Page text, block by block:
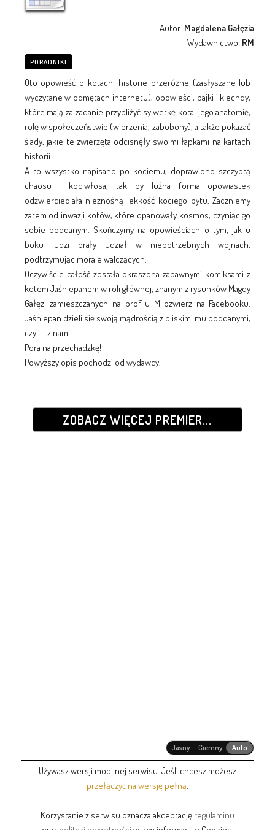
Autor: Magdalena Gałęzia
Wydawnictwo: RM
PORADNIKI
Oto opowieść o kotach: historie przeróżne (zasłyszane lub
wyczytane w odmętach internetu), opowieści, bajki i klechdy,
które mają za zadanie przybliżyć sylwetkę kota: jego anatomię,
rolę w społeczeństwie (wierzenia, zabobony), a także pokazać
ślady, jakie te zwierzęta odcisnęły swoimi łapkami na kartach
historii.
A to wszystko napisano po kociemu, doprawiono szczyptą
chaosu i kociwłosa, tak by luźna forma opowiastek
odzwierciedlała nieznośną lekkość kociego bytu. Zaczniemy
zatem od inwazji kotów, które opanowały kosmos, czyniąc go
sobie poddanym. Skończymy na opowieściach o tym, jak u
boku ludzi brały udział w niepotrzebnych wojnach,
podtrzymując morale walczących.
Oczywiście całość została okraszona zabawnymi komiksami z
kotem Jaśniepanem w roli głównej, znanym z rysunków Magdy
Gałęzi zamieszczanych na profilu Milozwierz na Facebooku.
Jaśniepan dzieli się swoją mądrością z bliskimi mu poddanymi,
czyli... z nami!
Pora na przechadzkę!
Powyższy opis pochodzi od wydawcy.
ZOBACZ WIĘCEJ PREMIER...
Jasny Ciemny Auto
Używasz wersji mobilnej serwisu. Jeśli chcesz możesz
przełączyć na wersję pełną
Korzystanie z serwisu oznacza akceptację regulaminu